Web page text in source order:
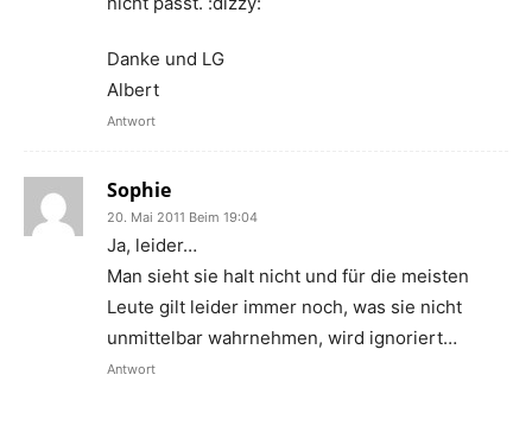
Danke und LG
Albert
Antwort
Sophie
20. Mai 2011 Beim 19:04
Ja, leider…
Man sieht sie halt nicht und für die meisten
Leute gilt leider immer noch, was sie nicht
unmittelbar wahrnehmen, wird ignoriert…
Antwort